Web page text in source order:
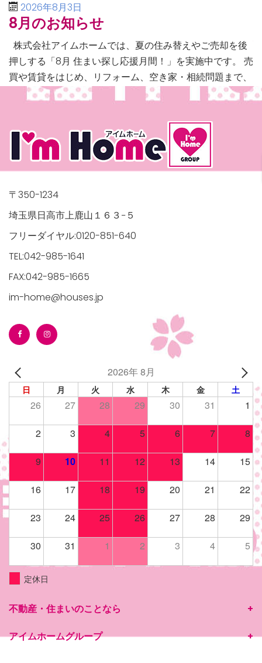
2026年8月3日
8月のお知らせ
株式会社アイムホームでは、夏の住み替えやご売却を後
押しする「8月 住まい探し応援月間！」を実施中です。 売
買や賃貸をはじめ、リフォーム、空き家・相続問題まで、
不動産に関するあらゆるご相談に幅広く対応いたしま […]
〒350-1234
埼玉県日高市上鹿山１６３−５
フリーダイヤル:0120-851-640
TEL:042-985-1641
FAX:042-985-1665
im-home@houses.jp
2026年 8月
日 月 火 水 木 金 土
26 27 28 29 30 31 1
2 3 4 5 6 7 8
9 10 11 12 13 14 15
16 17 18 19 20 21 22
23 24 25 26 27 28 29
30 31 1 2 3 4 5
定休日
不動産・住まいのことなら
アイムホームグループ